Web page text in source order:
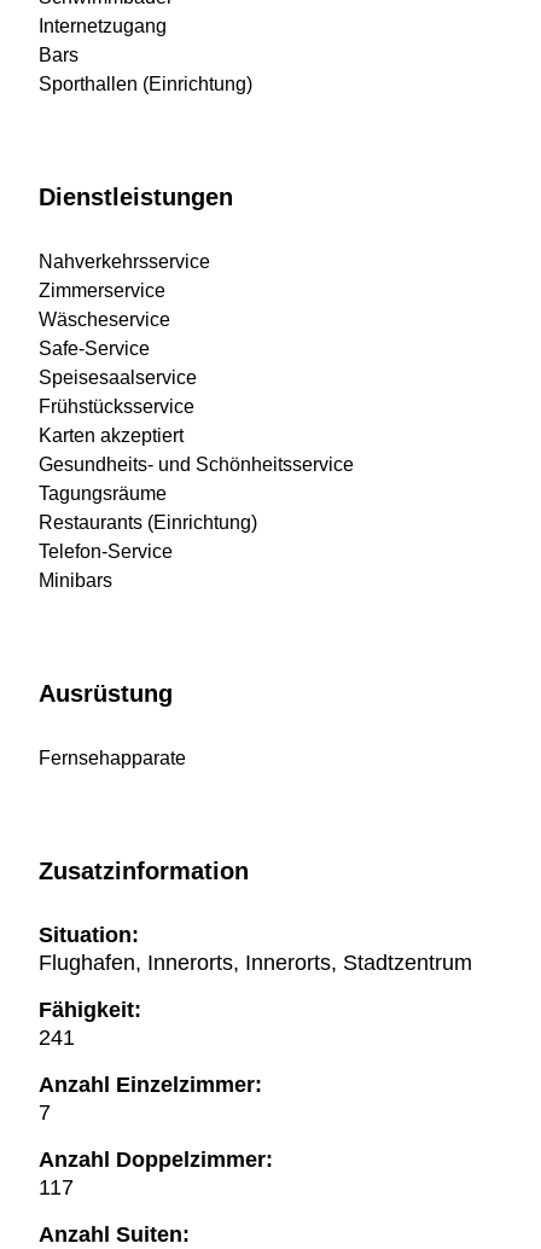
Internetzugang
Bars
Sporthallen (Einrichtung)
Dienstleistungen
Nahverkehrsservice
Zimmerservice
Wäscheservice
Safe-Service
Speisesaalservice
Frühstücksservice
Karten akzeptiert
Gesundheits- und Schönheitsservice
Tagungsräume
Restaurants (Einrichtung)
Telefon-Service
Minibars
Ausrüstung
Fernsehapparate
Zusatzinformation
Situation:
Flughafen, Innerorts, Innerorts, Stadtzentrum
Fähigkeit:
241
Anzahl Einzelzimmer:
7
Anzahl Doppelzimmer:
117
Anzahl Suiten: